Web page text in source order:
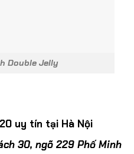
Double Jelly
uy tín tại Hà Nội
30, ngõ 229 Phố Minh